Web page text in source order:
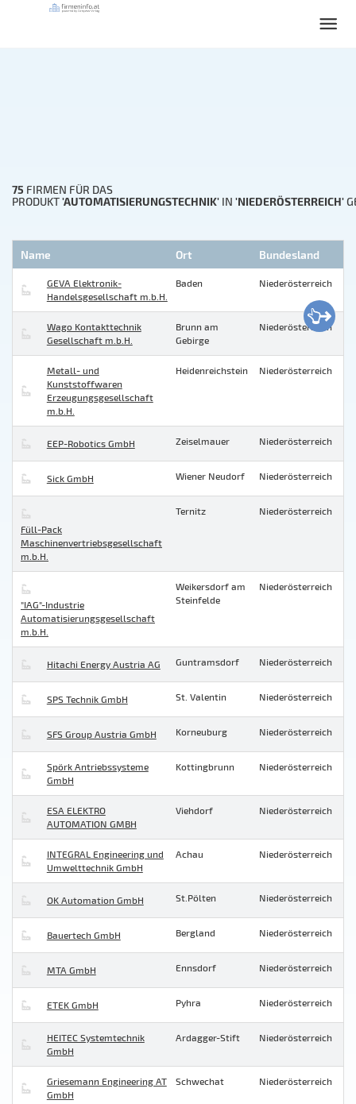
75 FIRMEN FÜR DAS
PRODUKT'AUTOMATISIERUNGSTECHNIK' IN 'NIEDERÖSTERREICH'
Name Ort Bundesland
GEVA Elektronik-
Handelsgesellschaft m.b.H.
Baden Niederösterreich
Wago Kontakttechnik
Gesellschaft m.b.H.
Brunn am
Gebirge
Niederösterreich
Metall- und
Kunststoffwaren
Erzeugungsgesellschaft
m.b.H.
Heidenreichstein Niederösterreich
EEP-Robotics GmbH Zeiselmauer Niederösterreich
Sick GmbH Wiener Neudorf Niederösterreich
Füll-Pack
Maschinenvertriebsgesellschaft
m.b.H.
Ternitz Niederösterreich
"IAG"-Industrie
Automatisierungsgesellschaft
m.b.H.
Weikersdorf am
Steinfelde
Niederösterreich
Hitachi Energy Austria AG Guntramsdorf Niederösterreich
SPS Technik GmbH St. Valentin Niederösterreich
SFS Group Austria GmbH Korneuburg Niederösterreich
Spörk Antriebssysteme
GmbH
Kottingbrunn Niederösterreich
ESA ELEKTRO
AUTOMATION GMBH
Viehdorf Niederösterreich
INTEGRAL Engineering und
Umwelttechnik GmbH
Achau Niederösterreich
OK Automation GmbH St.Pölten Niederösterreich
Bauertech GmbH Bergland Niederösterreich
MTA GmbH Ennsdorf Niederösterreich
ETEK GmbH Pyhra Niederösterreich
HEITEC Systemtechnik
GmbH
Ardagger-Stift Niederösterreich
Griesemann Engineering AT
GmbH
Schwechat Niederösterreich